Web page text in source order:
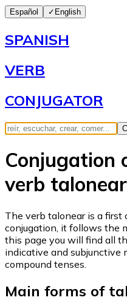
Español ✓ English
SPANISH
VERB
CONJUGATOR
Conjugation
verb talonear
The verb talonear is a first
conjugation, it follows the
this page you will find all
indicative and subjunctive
compound tenses.
Main forms of